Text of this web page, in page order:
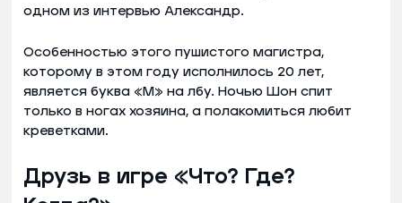
одном из интервью Александр.
Особенностью этого пушистого магистра,
которому в этом году исполнилось 20 лет,
является буква «М» на лбу. Ночью Шон спит
только в ногах хозяина, а полакомиться любит
креветками.
Друзь в игре «Что? Где?